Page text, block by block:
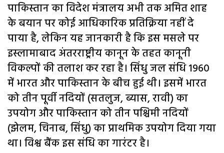
पाकिस्तान का विदेश मंत्रालय अभी तक अमित शाह
के बयान पर कोई आधिकारिक प्रतिक्रिया नहीं दे
पाया है, लेकिन यह जानकारी है कि इस मसले पर
इस्लामाबाद अंतरराष्ट्रीय कानून के तहत कानूनी
विकल्पों की तलाश कर रहा है। सिंधु जल संधि 1960
में भारत और पाकिस्तान के बीच हुई थी। इसमें भारत
को तीन पूर्वी नदियों (सतलुज, ब्यास, रावी) का
उपयोग और पाकिस्तान को तीन पश्चिमी नदियों
(झेलम, चिनाब, सिंधु) का प्राथमिक उपयोग दिया गया
था। विश्व बैंक इस संधि का गारंटर है।